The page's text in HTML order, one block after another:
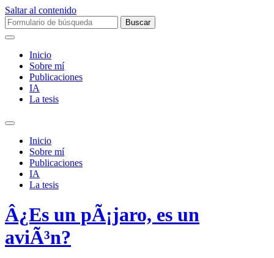
Saltar al contenido
Buscar:
Inicio
Sobre mí­
Publicaciones
IA
La tesis
Alternar
campo
búsqueda
Inicio
Sobre mí­
Publicaciones
IA
La tesis
Â¿Es un pÃ¡jaro, es un
aviÃ³n?